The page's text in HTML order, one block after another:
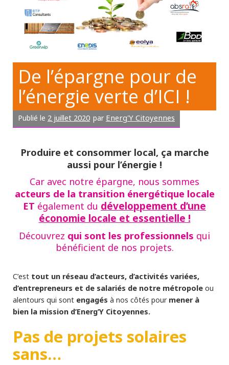
De l’épargne pour de
l’énergie verte d’ICI !
Publié le 2 juillet 2020 par Energ'Y Citoyennes
Produire et consommer local, ça marche
aussi pour l’énergie !
Car avec notre épargne, nous sommes
acteurs de la transition énergétique locale
ET également du développement d’une
économie locale et essentielle !
Découvrez qui sont les professionnels qui
bénéficient de nos projets.
C’est tout un réseau d’acteurs, d’activités variées,
d’entrepreneurs et de salariés de notre métropole ou
alentours qui sont engagés à nos côtés pour mener à
bien la mission d’Energ’Y Citoyennes.
Pas de projets solaires
sans…